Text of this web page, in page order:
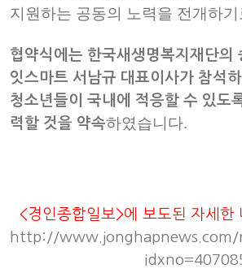
지원하는 공동의 노력을 전개하
협약식에는 한국새생명복지재단의
잇스마트 서남규 대표이사가 참석
청소년들이 국내에 적응할 수 있도
력할 것을 약속하였습니다.
<경인종합일보>에 보도된 자세한
http://